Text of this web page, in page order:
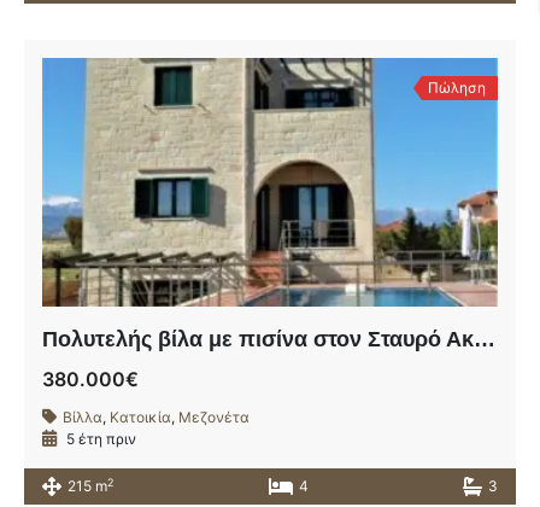
Πώληση
Πολυτελής βίλα με πισίνα στον Σταυρό Ακρωτηρίου
380.000€
Βίλλα, Κατοικία, Μεζονέτα
5 έτη πριν
215 m2 4 3